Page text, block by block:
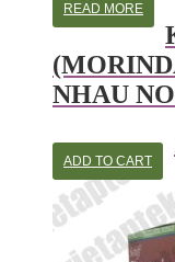
READ MORE
NHAU
ADD TO CART